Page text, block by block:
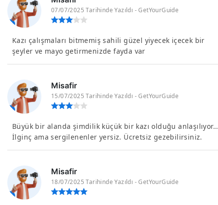
07/07/2025 Tarihinde Yazıldı - GetYourGuide
Kazı çalışmaları bitmemiş sahili güzel yiyecek içecek bir
şeyler ve mayo getirmenizde fayda var
Misafir
15/07/2025 Tarihinde Yazıldı - GetYourGuide
Büyük bir alanda şimdilik küçük bir kazı olduğu
İlginç ama sergilenenler yersiz. Ücretsiz gezebilirsiniz.
Misafir
18/07/2025 Tarihinde Yazıldı - GetYourGuide